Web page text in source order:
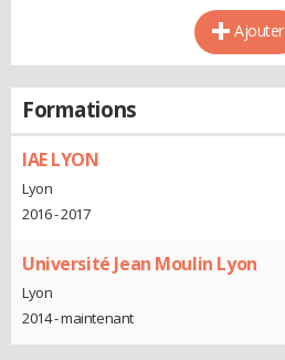
Ajouter
Formations
IAE LYON
Lyon
2016 - 2017
Université Jean Moulin Lyon
Lyon
2014 - maintenant